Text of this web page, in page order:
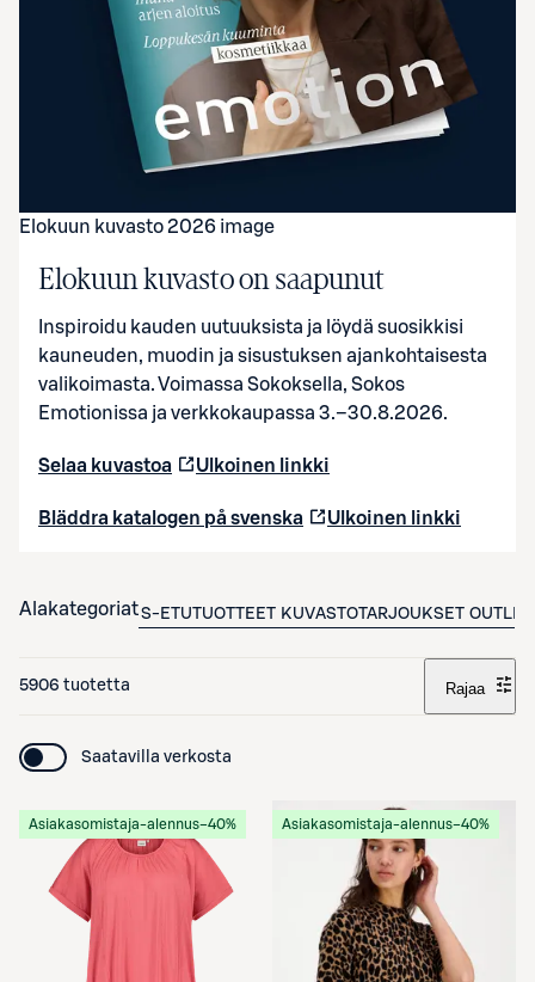
Elokuun kuvasto 2026 image
Elokuun kuvasto on saapunut
Inspiroidu kauden uutuuksista ja löydä suosikkisi
kauneuden, muodin ja sisustuksen ajankohtaisesta
valikoimasta.Voimassa Sokoksella, Sokos
Emotionissa ja verkkokaupassa 3.–30.8.2026.
Selaa kuvastoa Ulkoinen linkki
Bläddra katalogen på svenska Ulkoinen linkki
AlakategoriatS-ETUTUOTTEET KUVASTOTARJOUKSET OUTLET
5906 tuotetta Rajaa
Saatavilla verkosta
Asiakasomistaja-alennus−40% Asiakasomistaja-alennus−40%